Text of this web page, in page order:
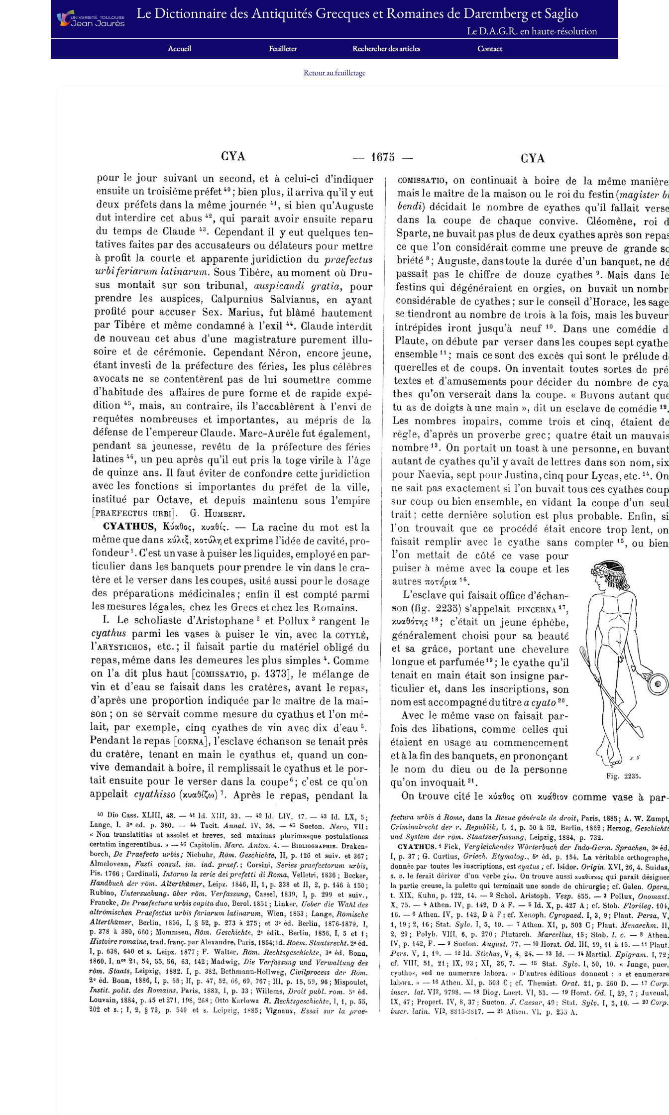
Le Dictionnaire des Antiquités Grecques et Romaines de Daremberg et Saglio
Le D.A.G.R. en haute-résolution
Accueil Feuilleter Rechercher des articles Contact
Retour au feuilletage